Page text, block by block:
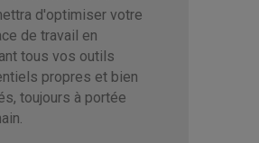
d'optimiser votre
de travail en
tous vos outils
propres et bien
toujours à portée